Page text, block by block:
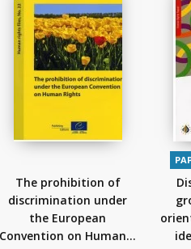
The prohibition of
discrimination under
the European
Convention on Human...